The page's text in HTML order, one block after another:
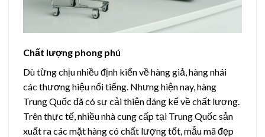
Chất lượng phong phú
Dù từng chịu nhiều định kiến về hàng giả, hàng nhái
các thương hiệu nổi tiếng. Nhưng hiện nay, hàng
Trung Quốc đã có sự cải thiện đáng kể về chất lượng.
Trên thực tế, nhiều nhà cung cấp tại Trung Quốc sản
xuất ra các mặt hàng có chất lượng tốt, mẫu mã đẹp